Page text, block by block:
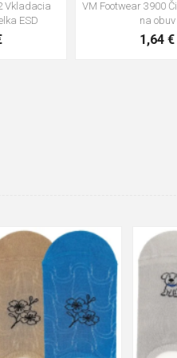
VM Footwear 3600 Impregnace